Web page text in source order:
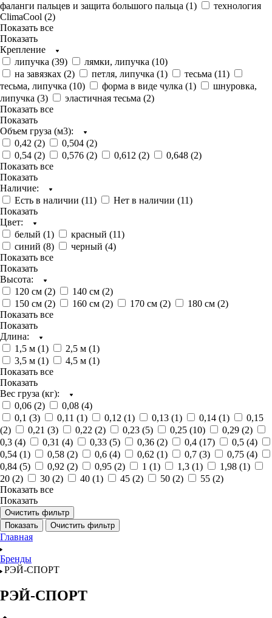
фаланги пальцев и защита большого пальца (1)
технология
ClimaCool (2)
Показать все
Показать
Крепление
липучка (39) лямки, липучка (10)
на завязках (2) петля, липучка (1) тесьма (11)
тесьма, липучка (10) форма в виде чулка (1)
шнуровка,
липучка (3) эластичная тесьма (2)
Показать все
Показать
Объем груза (м3):
0,42 (2) 0,504 (2)
0,54 (2) 0,576 (2) 0,612 (2) 0,648 (2)
Показать все
Показать
Наличие:
Есть в наличии (11) Нет в наличии (11)
Показать
Цвет:
белый (1) красный (11)
синий (8) черный (4)
Показать все
Показать
Высота:
120 см (2) 140 см (2)
150 см (2) 160 см (2) 170 см (2) 180 см (2)
Показать все
Показать
Длина:
1,5 м (1) 2,5 м (1)
3,5 м (1) 4,5 м (1)
Показать все
Показать
Вес груза (кг):
0,06 (2) 0,08 (4)
0,1 (3) 0,11 (1) 0,12 (1) 0,13 (1) 0,14 (1)
0,15
(2) 0,21 (3) 0,22 (2) 0,23 (5) 0,25 (10) 0,29 (2)
0,3 (4) 0,31 (4) 0,33 (5) 0,36 (2) 0,4 (17) 0,5 (4)
0,54 (1) 0,58 (2) 0,6 (4) 0,62 (1) 0,7 (3) 0,75 (4)
0,84 (5) 0,92 (2) 0,95 (2) 1 (1) 1,3 (1) 1,98 (1)
20 (2) 30 (2) 40 (1) 45 (2) 50 (2) 55 (2)
Показать все
Показать
Очистить фильтр
Показать
Очистить фильтр
Главная
Бренды
РЭЙ-СПОРТ
РЭЙ-СПОРТ